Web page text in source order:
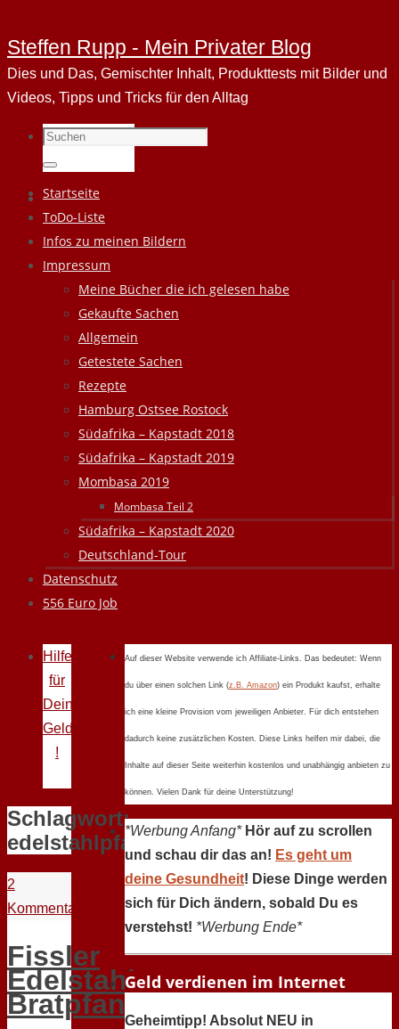
Steffen Rupp - Mein Privater Blog
Dies und Das, Gemischter Inhalt, Produkttests mit Bilder und
Videos, Tipps und Tricks für den Alltag
Suchen
nach:
Suchen
Zum
Inhalt
springen
Startseite
ToDo-Liste
Infos zu meinen Bildern
Impressum
Meine Bücher die ich gelesen habe
Gekaufte Sachen
Allgemein
Getestete Sachen
Rezepte
Hamburg Ostsee Rostock
Südafrika – Kapstadt 2018
Südafrika – Kapstadt 2019
Mombasa 2019
Mombasa Teil 2
Südafrika – Kapstadt 2020
Deutschland-Tour
Datenschutz
556 Euro Job
Hilfe
für
Deine
Geldprobleme
!
Schlagwort:
edelstahlpfanne
2
Kommentare
Fissler
Edelstahl-
Bratpfanne
Auf dieser Website verwende ich Affiliate-Links. Das bedeutet: Wenn
du über einen solchen Link (z.B. Amazon) ein Produkt kaufst, erhalte
ich eine kleine Provision vom jeweiligen Anbieter. Für dich entstehen
dadurch keine zusätzlichen Kosten. Diese Links helfen mir dabei, die
Inhalte auf dieser Seite weiterhin kostenlos und unabhängig anbieten zu
können. Vielen Dank für deine Unterstützung!
*Werbung Anfang* Hör auf zu scrollen
und schau dir das an! Es geht um
deine Gesundheit! Diese Dinge werden
sich für Dich ändern, sobald Du es
verstehst! *Werbung Ende*
Geld verdienen im Internet
Geheimtipp! Absolut NEU in